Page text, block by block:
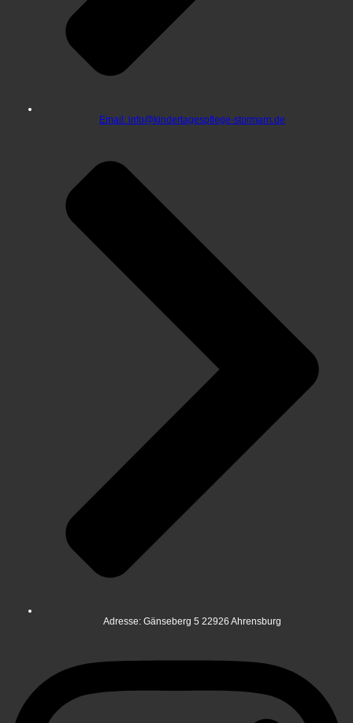
Email: info@kindertagespflege-stormarn.de
Adresse: Gänseberg 5 22926 Ahrensburg